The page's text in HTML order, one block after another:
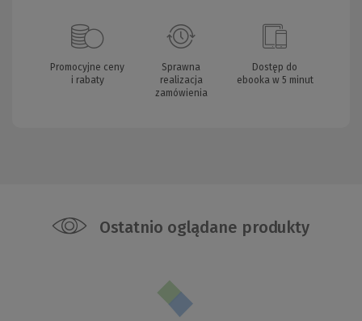
Promocyjne ceny
i rabaty
Sprawna
realizacja
zamówienia
Dostęp do
ebooka w 5 minut
Ostatnio oglądane produkty